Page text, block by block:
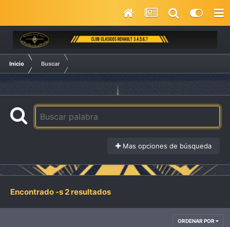
Inicio Buscar
Mas opciones de búsqueda
Encontrado -s 2 resultados
ORDENAR POR